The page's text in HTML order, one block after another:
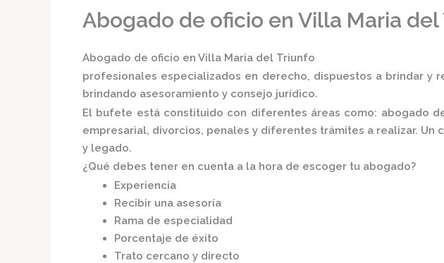
Abogado de oficio en Villa Maria del
Abogado de oficio en Villa Maria del Triunfo
profesionales especializados en derecho, dispuestos a brindar y
brindando asesoramiento y consejo jurídico.
El bufete está constituido con diferentes áreas como: abogado
empresarial, divorcios, penales y diferentes trámites a realizar.
y legado.
¿Qué debes tener en cuenta a la hora de escoger tu abogado?
Experiencia
Recibir una asesoría
Rama de especialidad
Porcentaje de éxito
Trato cercano y directo